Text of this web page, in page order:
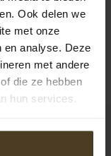
Ook delen we
met onze
en analyse. Deze
met andere
die ze hebben
hun services.